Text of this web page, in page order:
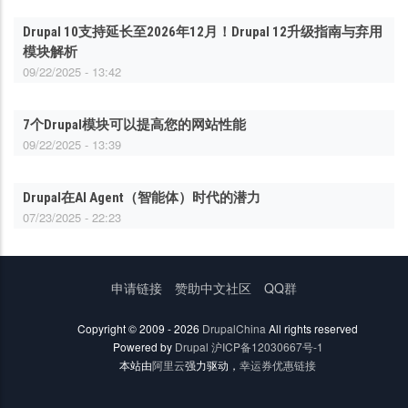
Drupal 10支持延长至2026年12月！Drupal 12升级指南与弃用
模块解析
09/22/2025 - 13:42
7个Drupal模块可以提高您的网站性能
09/22/2025 - 13:39
Drupal在AI Agent（智能体）时代的潜力
07/23/2025 - 22:23
申请链接 赞助中文社区 QQ群
Copyright © 2009 - 2026 DrupalChina All rights reserved
Powered by Drupal 沪ICP备12030667号-1
本站由阿里云强力驱动， 幸运券优惠链接